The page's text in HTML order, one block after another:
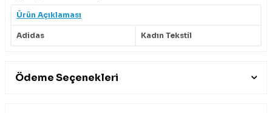
Ürün Açıklaması
Adidas Kadın Tekstil
Ödeme Seçenekleri